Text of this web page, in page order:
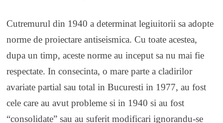
Cutremurul din 1940 a determinat legiuitorii sa adopte
norme de proiectare antiseismica. Cu toate acestea,
dupa un timp, aceste norme au inceput sa nu mai fie
respectate. In consecinta, o mare parte a cladirilor
avariate partial sau total in Bucuresti in 1977, au fost
cele care au avut probleme si in 1940 si au fost
“consolidate” sau au suferit modificari ignorandu-se